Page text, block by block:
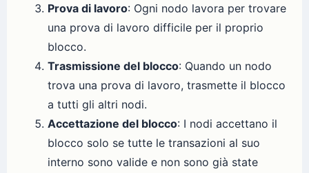
Prova di lavoro: Ogni nodo lavora per trovare
una prova di lavoro difficile per il proprio
blocco.
Trasmissione del blocco: Quando un nodo
trova una prova di lavoro, trasmette il blocco
a tutti gli altri nodi.
Accettazione del blocco: I nodi accettano il
blocco solo se tutte le transazioni al suo
interno sono valide e non sono già state